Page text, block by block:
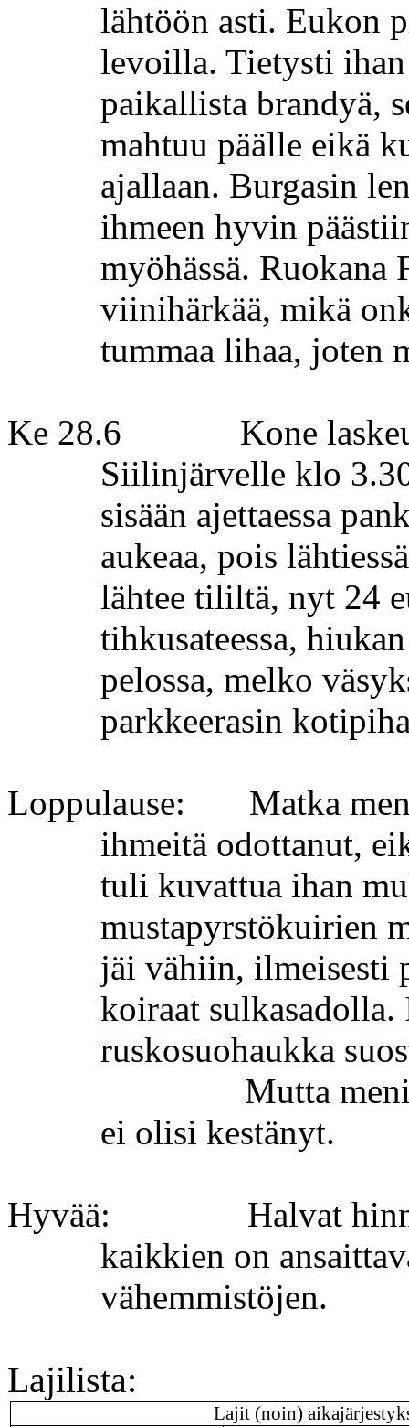
lähtöön asti. Eukon
levoilla. Tietysti
paikallista brandyä,
mahtuu päälle eikä
ajallaan. Burgasin
ihmeen hyvin
myöhässä. Ruokana
viinihärkää, mikä
tummaa lihaa, joten
Ke 28.6
Kone
Siilinjärvelle klo
sisään ajettaessa
aukeaa, pois
lähtee tililtä, nyt 24
tihkusateessa,
pelossa, melko
parkkeerasin
Loppulause:
Matka
ihmeitä odottanut,
tuli kuvattua ihan
mustapyrstökuirien
jäi vähiin, ilmeisesti
koiraat
ruskosuohaukka
Mutta
ei olisi kestänyt.
Hyvää:
Halvat
kaikkien on
vähemmistöjen.
Lajilista:
Lajit (noin)